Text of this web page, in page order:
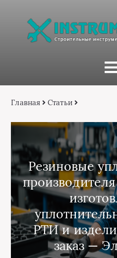
Главная Статьи
Резиновые
РТИ и
заказ —